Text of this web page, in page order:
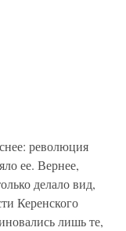
революция
ее. Вернее,
делало вид,
Керенского
лишь те,